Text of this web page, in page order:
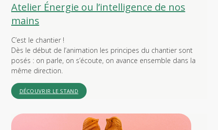
Atelier Énergie ou l’intelligence de nos
mains
C’est le chantier !
Dès le début de l’animation les principes du chantier sont
posés : on parle, on s’écoute, on avance ensemble dans la
même direction.
DÉCOUVRIR LE STAND